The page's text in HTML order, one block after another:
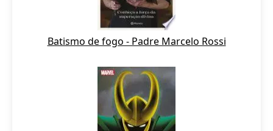
Batismo de fogo - Padre Marcelo Rossi